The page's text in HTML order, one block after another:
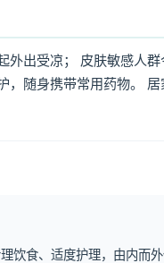
外出受凉； 皮肤敏感人群
，随身携带常用药物。 居
饮食、适度护理，由内而